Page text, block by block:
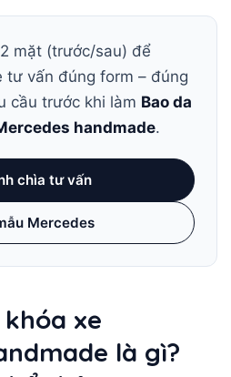
mặt (trước/sau) để
tư vấn đúng form – đúng
cầu trước khi làm Bao da
handmade.
chìa tư vấn
Mercedes
xe
là gì?